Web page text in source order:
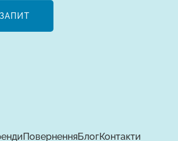
ПоверненняБлогКонтакти